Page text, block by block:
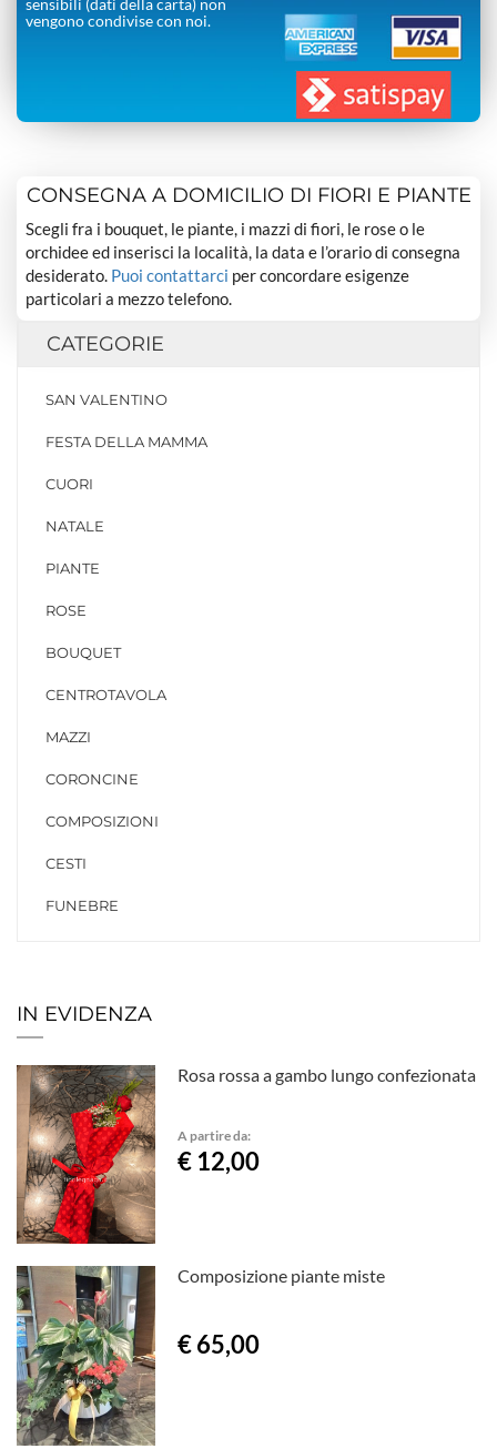
sensibili (dati della carta) non
vengono condivise con noi.
CONSEGNA A DOMICILIO DI FIORI E PIANTE
Scegli fra i bouquet, le piante, i mazzi di fiori, le rose o le
orchidee ed inserisci la località, la data e l’orario di consegna
desiderato. Puoi contattarci per concordare esigenze
particolari a mezzo telefono.
CATEGORIE
SAN VALENTINO
FESTA DELLA MAMMA
CUORI
NATALE
PIANTE
ROSE
BOUQUET
CENTROTAVOLA
MAZZI
CORONCINE
COMPOSIZIONI
CESTI
FUNEBRE
IN EVIDENZA
Rosa rossa a gambo lungo confezionata
A partire da:
€ 12,00
Composizione piante miste
€ 65,00